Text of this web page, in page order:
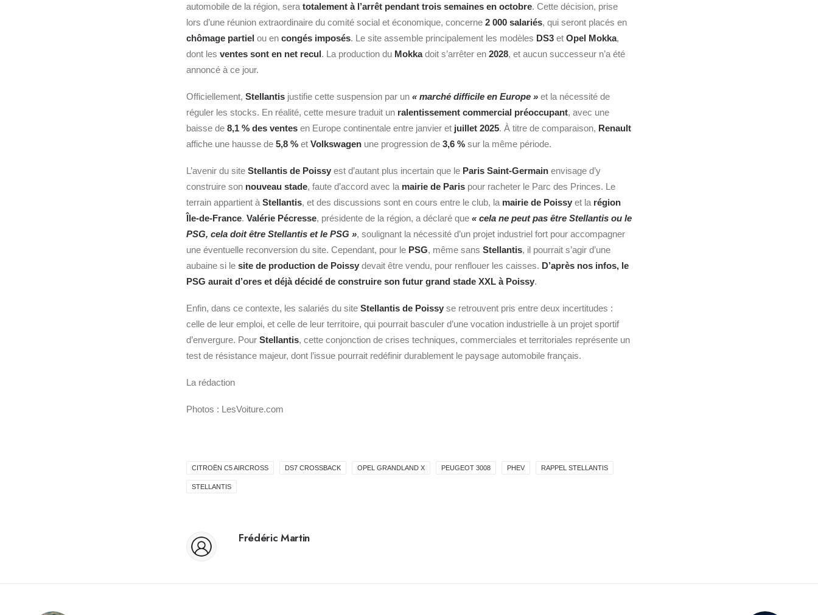
automobile de la région, sera totalement à l’arrêt pendant trois semaines en octobre. Cette décision, prise
lors d’une réunion extraordinaire du comité social et économique, concerne 2 000 salariés, qui seront placés en
chômage partiel ou en congés imposés. Le site assemble principalement les modèles DS3 et Opel Mokka,
dont les ventes sont en net recul. La production du Mokkadoit s’arrêter en 2028, et aucun successeur n’a été
annoncé à ce jour.
Officiellement, Stellantis justifie cette suspension par un « marché difficile en Europe » et la nécessité de
réguler les stocks. En réalité, cette mesure traduit un ralentissement commercial préoccupant, avec une
baisse de 8,1 % des ventes en Europe continentale entre janvier et juillet 2025. À titre de comparaison, Renault
affiche une hausse de 5,8 % et Volkswagen une progression de 3,6 % sur la même période.
L’avenir du site Stellantis de Poissy est d’autant plus incertain que le Paris Saint-Germain envisage d’y
construire son nouveau stade, faute d’accord avec la mairie de Paris pour racheter le Parc des Princes. Le
terrain appartient à Stellantis, et des discussions sont en cours entre le club, la mairie de Poissy et la région
Île-de-France. Valérie Pécresse, présidente de la région, a déclaré que « cela ne peut pas être Stellantis ou le
PSG, cela doit être Stellantis et le PSG », soulignant la nécessité d’un projet industriel fort pour accompagner
une éventuelle reconversion du site. Cependant, pour le PSG, même sans Stellantis, il pourrait s’agir d’une
aubaine si le site de production de Poissy devait être vendu, pour renflouer les caisses. D’après nos infos, le
PSG aurait d’ores et déjà décidé de construire son futur grand stade XXL à Poissy.
Enfin, dans ce contexte, les salariés du site Stellantis de Poissy se retrouvent pris entre deux incertitudes :
celle de leur emploi, et celle de leur territoire, qui pourrait basculer d’une vocation industrielle à un projet sportif
d’envergure. Pour Stellantis, cette conjonction de crises techniques, commerciales et territoriales représente un
test de résistance majeur, dont l’issue pourrait redéfinir durablement le paysage automobile français.
La rédaction
Photos : LesVoiture.com
CITROËN C5 AIRCROSS DS7 CROSSBACK OPEL GRANDLAND X PEUGEOT 3008 PHEV RAPPEL STELLANTIS
STELLANTIS
Frédéric Martin